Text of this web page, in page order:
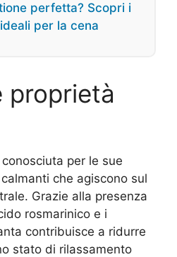
perfetta? Scopri i
per la cena
proprietà
per le sue
che agiscono sul
Grazie alla presenza
rosmarinico e i
contribuisce a ridurre
stato di rilassamento